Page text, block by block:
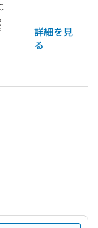
詳細を見
る